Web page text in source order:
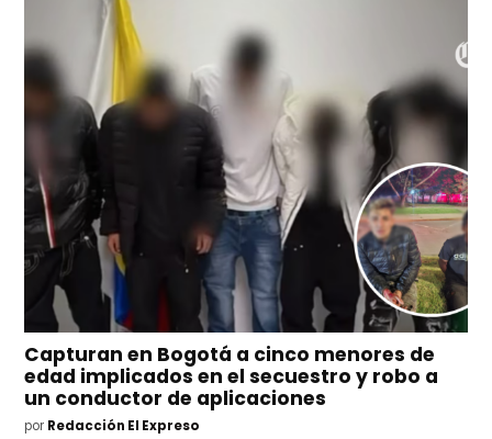
Capturan en Bogotá a cinco menores de
edad implicados en el secuestro y robo a
un conductor de aplicaciones
por Redacción El Expreso